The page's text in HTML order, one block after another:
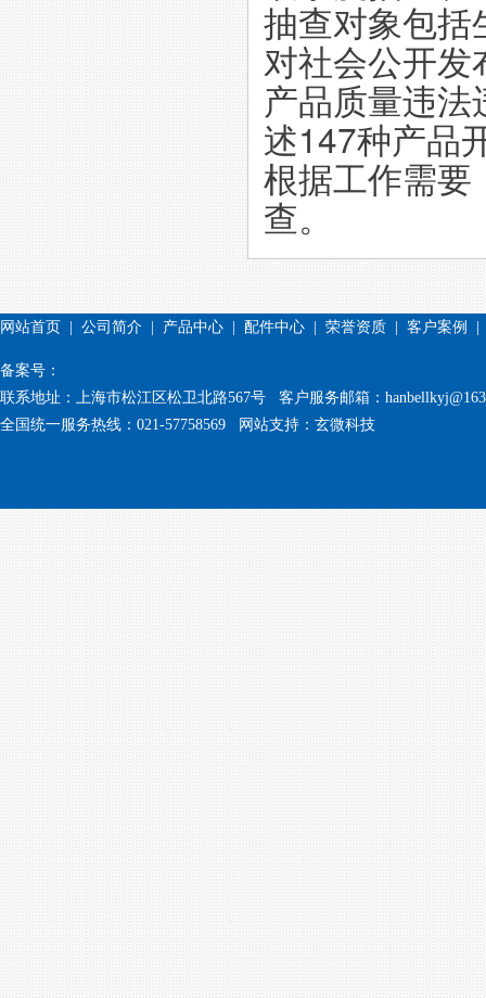
抽查对象包括
对社会公开发
产品质量违
述147种产品
根据工作需要
查。
网站首页 公司简介 产品中心 配件中心 荣誉资质 客户案例
备案号：
联系地址：上海市松江区松卫北路567号 客户服务邮箱：
全国统一服务热线：021-57758569 网站支持： 玄微科技